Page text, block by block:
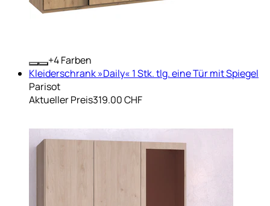
+ Farben
Kleiderschrank »Daily« 1 Stk. tlg. eine Tür mit Spiegel
Parisot
Aktueller Preis319.00 CHF